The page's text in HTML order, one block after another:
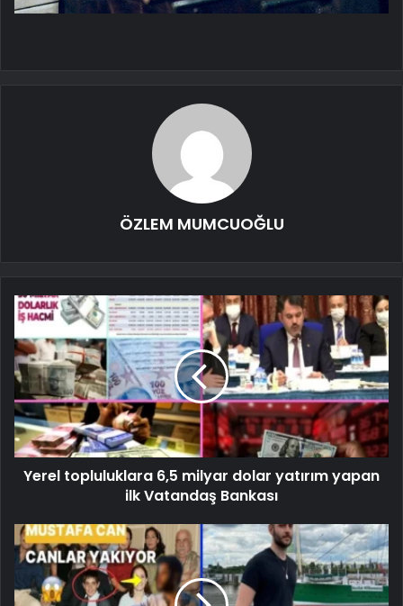
ÖZLEM MUMCUOĞLU
Yerel topluluklara 6,5 ​​milyar dolar yatırım yapan
ilk Vatandaş Bankası